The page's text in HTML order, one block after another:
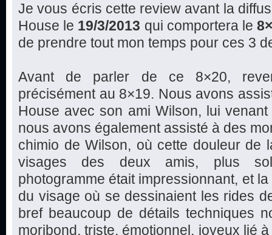
Je vous écris cette review avant la
House le 19/3/2013 qui comportera le
de prendre tout mon temps pour ces 3
Avant de parler de ce 8×20,
précisément au 8×19. Nous avons
House avec son ami Wilson, lui
nous avons également assisté à des
chimio de Wilson, où cette douleur de
visages des deux amis, plus
photogramme était impressionnant, et
du visage où se dessinaient les rides
bref beaucoup de détails techniques
moribond, triste, émotionnel, joyeux lié à